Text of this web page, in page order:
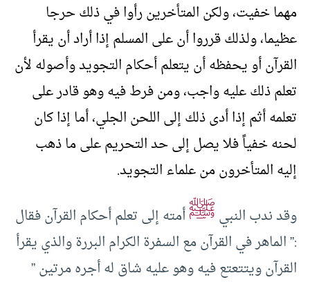
مهما خفيت، ولكن المتأخرين رأوا في ذلك حرجا
عظيما، ولذلك قرروا أن على المسلم إذا أراد أن يقرأ
القرآن أو يحفظه أن يتعلم أحكام التجويد وأصوله لأن
تعلم ذلك عليه واجب، ومن فرط فيه وهو قادر على
تعلمه أثم إذا أدى ذلك إلى اللحن الجلي، أما إذا كان
لحنه خفياً فلا يصل إلى حد التحريم على ما ذهب
إليه المتأخرون من علماء التجويد.
وقد ندب النبيﷺأمته إلى تعلم أحكام القرآن فقال
:” الماهر في القرآن مع السفرة الكرام البررة والذي يقرأ
القرآن ويتتعتع فيه وهو عليه شاق له أجره مرتين ”